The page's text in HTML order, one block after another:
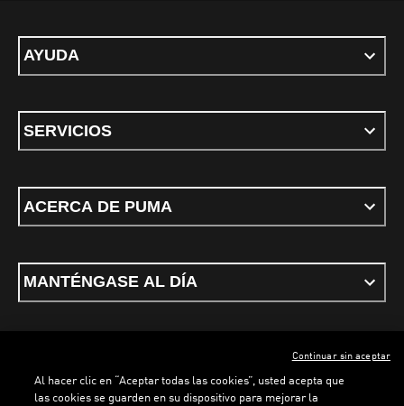
AYUDA
SERVICIOS
ACERCA DE PUMA
MANTÉNGASE AL DÍA
ESPAÑOL
Al hacer clic en “Aceptar todas las cookies”, usted acepta que
las cookies se guarden en su dispositivo para mejorar la
Continuar sin aceptar